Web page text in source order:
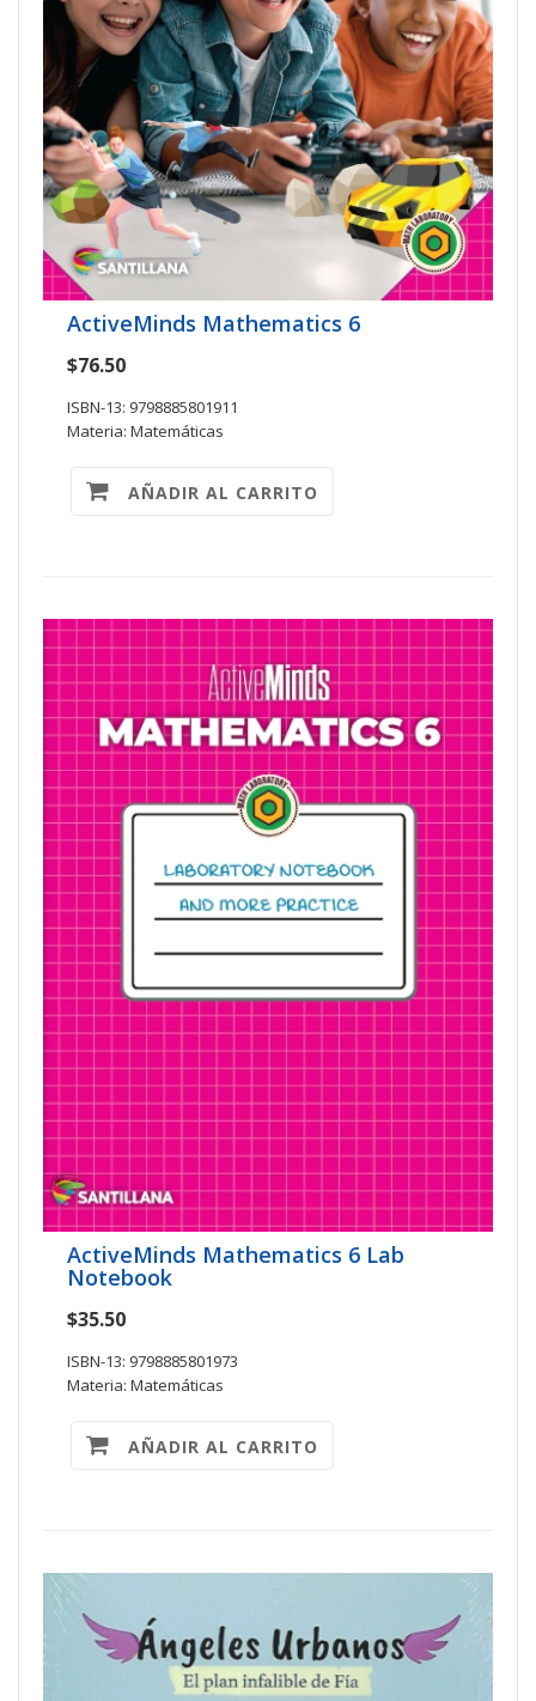
ActiveMinds Mathematics 6
$76.50
ISBN-13: 9798885801911
Materia: Matemáticas
AÑADIR AL CARRITO
ActiveMinds Mathematics 6 Lab
Notebook
$35.50
ISBN-13: 9798885801973
Materia: Matemáticas
AÑADIR AL CARRITO